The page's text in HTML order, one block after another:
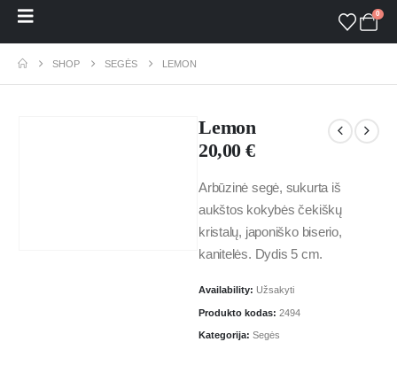
0
SHOP SEGĖS LEMON
Lemon
20,00€
Arbūzinė segė, sukurta iš
aukštos kokybės čekiškų
kristalų, japoniško biserio,
kanitelės. Dydis 5 cm.
Availability: Užsakyti
Produkto kodas: 2494
Kategorija: Segės